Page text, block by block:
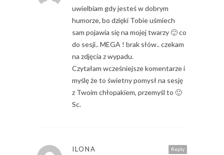
uwielbiam gdy jesteś w dobrym
humorze, bo dzięki Tobie uśmiech
sam pojawia się na mojej twarzy 🙂 co
do sesji.. MEGA ! brak słów.. czekam
na zdjęcia z wypadu.
Czytałam wcześniejsze komentarze i
myślę że to świetny pomysł na sesję
z Twoim chłopakiem, przemyśl to 🙂
Sc.
Reply
ILONA